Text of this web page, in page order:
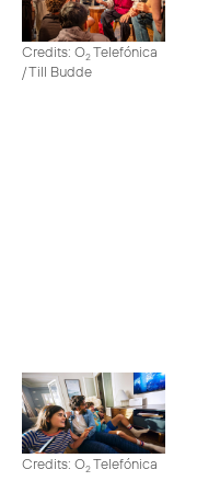
Credits: O2Telefónica
/ Till Budde
Credits: O2Telefónica